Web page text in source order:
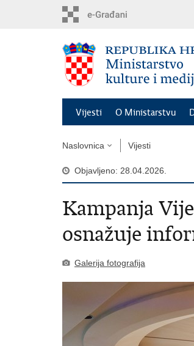
Vijesti O Ministarstvu
Naslovnica Vijesti
Objavljeno: 28.04.2026.
Kampanja
osnažuje
Galerija fotografija